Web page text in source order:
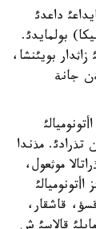
قئتايداعئ داعدئ
بولمايدئ.
بويئنشا،
جانة
تذرادئ. مذندا
موثعول،
قاشقار،